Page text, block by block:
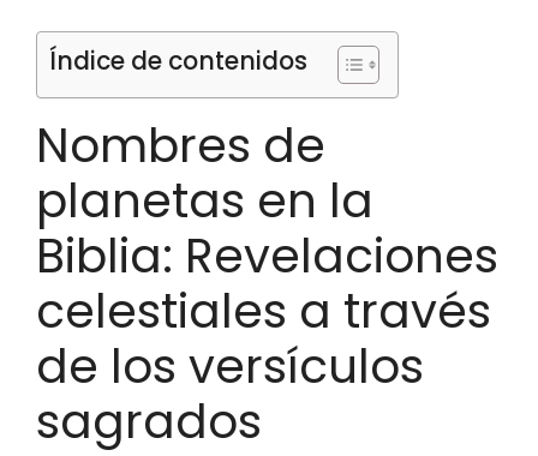
Índice de contenidos
Nombres de
planetas en la
Biblia: Revelaciones
celestiales a través
de los versículos
sagrados